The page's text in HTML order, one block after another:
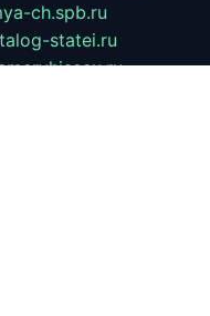
ch.spb.ru
statei.ru